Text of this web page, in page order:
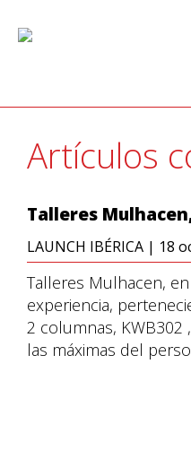
Artículos
Talleres
LAUNCH IBÉRICA | 18
Talleres Mulhacen,
experiencia,
2 columnas, KWB302
las máximas del